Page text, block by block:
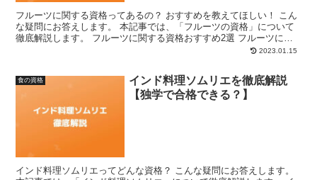
フルーツに関する資格ってあるの？ おすすめを教えてほしい！ こん
な疑問にお答えします。 本記事では、「フルーツの資格」について
徹底解説します。 フルーツに関する資格おすすめ2選 フルーツに関
2023.01.15
食の資格
インド料理ソムリエを徹底解説
【独学で合格できる？】
インド料理ソムリエってどんな資格？ こんな疑問にお答えします。